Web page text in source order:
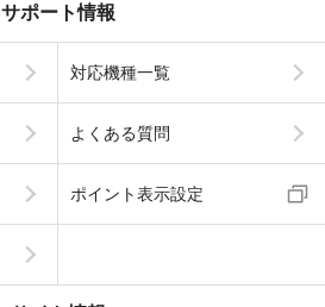
サポート情報
対応機種一覧
よくある質問
ポイント表示設定